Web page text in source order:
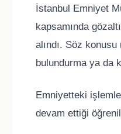
İstanbul Emniyet
kapsamında
alındı. Söz
bulundurma ya da
Emniyetteki
devam ettiği